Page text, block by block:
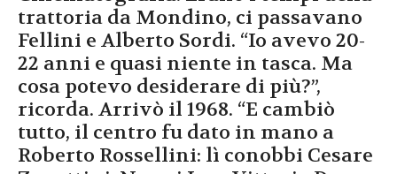
trattoria da Mondino, ci passavano
Fellini e Alberto Sordi. “Io avevo 20-
22 anni e quasi niente in tasca. Ma
cosa potevo desiderare di più?”,
ricorda. Arrivò il 1968. “E cambiò
tutto, il centro fu dato in mano a
Roberto Rossellini: lì conobbi Cesare